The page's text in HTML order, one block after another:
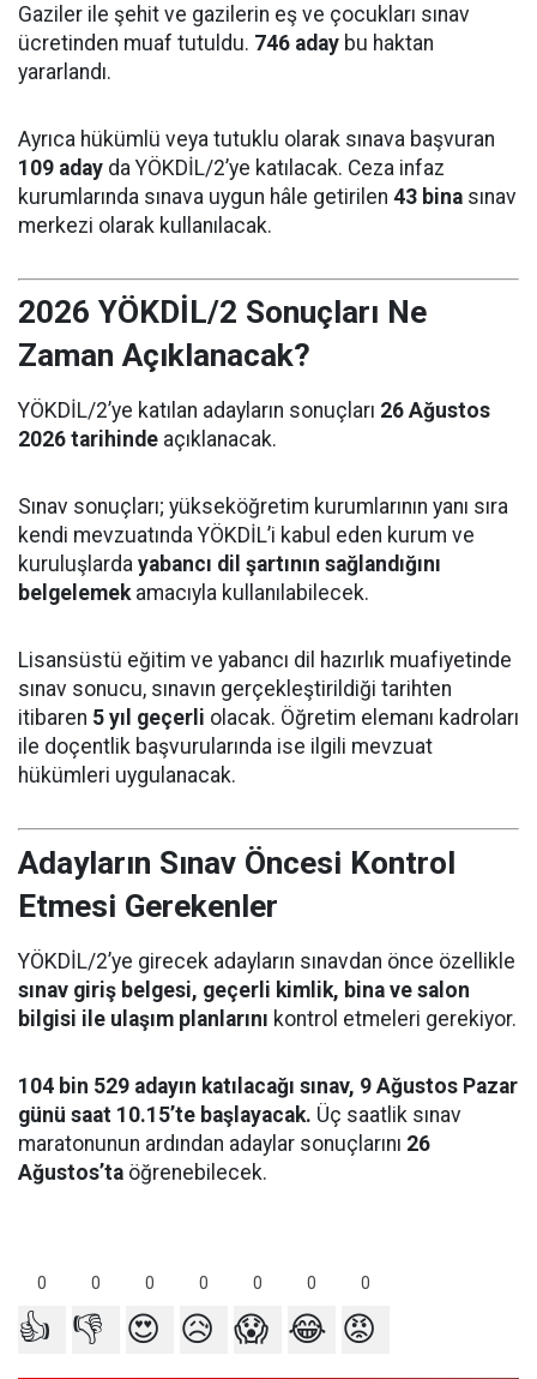
Gaziler ile şehit ve gazilerin eş ve çocukları sınav
ücretinden muaf tutuldu. 746 aday bu haktan
yararlandı.
Ayrıca hükümlü veya tutuklu olarak sınava başvuran
109 aday da YÖKDİL/2’ye katılacak. Ceza infaz
kurumlarında sınava uygun hâle getirilen 43 bina sınav
merkezi olarak kullanılacak.
2026 YÖKDİL/2 Sonuçları Ne
Zaman Açıklanacak?
YÖKDİL/2’ye katılan adayların sonuçları 26 Ağustos
2026 tarihinde açıklanacak.
Sınav sonuçları; yükseköğretim kurumlarının yanı sıra
kendi mevzuatında YÖKDİL’i kabul eden kurum ve
kuruluşlarda yabancı dil şartının sağlandığını
belgelemekamacıyla kullanılabilecek.
Lisansüstü eğitim ve yabancı dil hazırlık muafiyetinde
sınav sonucu, sınavın gerçekleştirildiği tarihten
itibaren 5 yıl geçerli olacak. Öğretim elemanı kadroları
ile doçentlik başvurularında ise ilgili mevzuat
hükümleri uygulanacak.
Adayların Sınav Öncesi Kontrol
Etmesi Gerekenler
YÖKDİL/2’ye girecek adayların sınavdan önce özellikle
sınav giriş belgesi, geçerli kimlik, bina ve salon
bilgisi ile ulaşım planlarını kontrol etmeleri gerekiyor.
104 bin 529 adayın katılacağı sınav, 9 Ağustos Pazar
günü saat 10.15’te başlayacak. Üç saatlik sınav
maratonunun ardından adaylar sonuçlarını 26
Ağustos’ta öğrenebilecek.
0 0 0 0 0 0 0
👍 👎 😍 😥 😱 😂 😡